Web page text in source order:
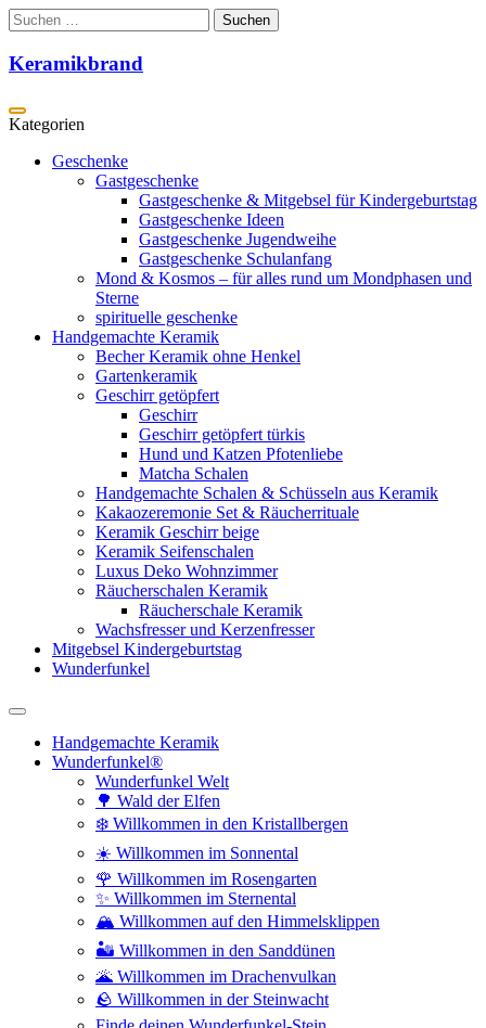
Zum
Inhalt
springen
Suchen
nach:
Keramikbrand
Geschenke
Gastgeschenke
Gastgeschenke & Mitgebsel für Kindergeburtstag
Gastgeschenke Ideen
Gastgeschenke Jugendweihe
Gastgeschenke Schulanfang
Mond & Kosmos – für alles rund um Mondphasen und
Sterne
spirituelle geschenke
Handgemachte Keramik
Becher Keramik ohne Henkel
Gartenkeramik
Geschirr getöpfert
Geschirr
Geschirr getöpfert türkis
Hund und Katzen Pfotenliebe
Matcha Schalen
Handgemachte Schalen & Schüsseln aus Keramik
Kakaozeremonie Set & Räucherrituale
Keramik Geschirr beige
Keramik Seifenschalen
Luxus Deko Wohnzimmer
Räucherschalen Keramik
Räucherschale Keramik
Wachsfresser und Kerzenfresser
Mitgebsel Kindergeburtstag
Wunderfunkel
Handgemachte Keramik
Wunderfunkel®
Wunderfunkel Welt
🌳 Wald der Elfen
❄️ Willkommen in den Kristallbergen
☀️ Willkommen im Sonnental
🌹 Willkommen im Rosengarten
✨ Willkommen im Sternental
🏔️ Willkommen auf den Himmelsklippen
🏜️ Willkommen in den Sanddünen
🌋 Willkommen im Drachenvulkan
🪨 Willkommen in der Steinwacht